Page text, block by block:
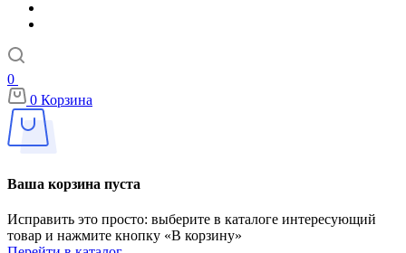
0
0 Корзина
Ваша корзина пуста
Исправить это просто: выберите в каталоге интересующий
товар и нажмите кнопку «В корзину»